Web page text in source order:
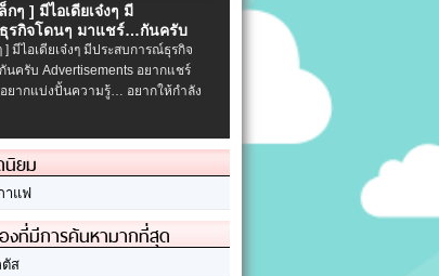
กๆ ] มีไอเดียเจ๋งๆ มี
รกิจโดนๆ มาแชร์…กันครับ
] มีไอเดียเจ๋งๆ มีประสบการณ์ธุรกิจ
ครับ Advertisements อยากแชร์
ยากแบ่งปั้นความรู้… อยากให้กำลัง
นิยม
าแฟ
งที่มีการค้นหามากที่สุด
ตัส